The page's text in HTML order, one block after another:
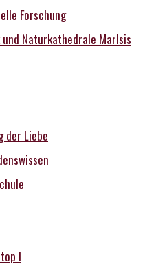
Forschung
Naturkathedrale MarIsis
der Liebe
I